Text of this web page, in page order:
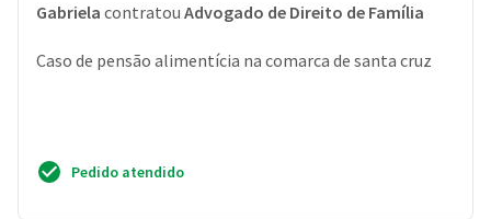
Gabriela contratou Advogado de Direito de Família
Caso de pensão alimentícia na comarca de santa cruz
Pedido atendido